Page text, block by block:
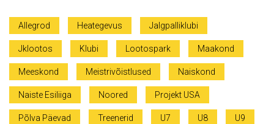
Allegrod Heategevus Jalgpalliklubi
Jklootos Klubi Lootospark Maakond
Meeskond Meistrivõistlused Naiskond
Naiste Esiliiga Noored Projekt USA
Põlva Päevad Treenerid U7 U8 U9